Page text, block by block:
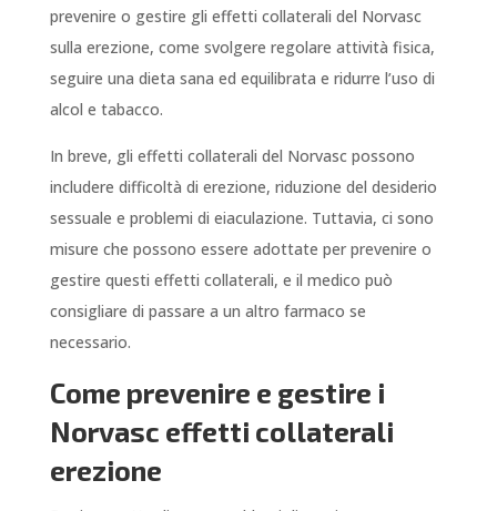
prevenire o gestire gli effetti collaterali del Norvasc
sulla erezione, come svolgere regolare attività fisica,
seguire una dieta sana ed equilibrata e ridurre l’uso di
alcol e tabacco.
In breve, gli effetti collaterali del Norvasc possono
includere difficoltà di erezione, riduzione del desiderio
sessuale e problemi di eiaculazione. Tuttavia, ci sono
misure che possono essere adottate per prevenire o
gestire questi effetti collaterali, e il medico può
consigliare di passare a un altro farmaco se
necessario.
Come prevenire e gestire i
Norvasc effetti collaterali
erezione